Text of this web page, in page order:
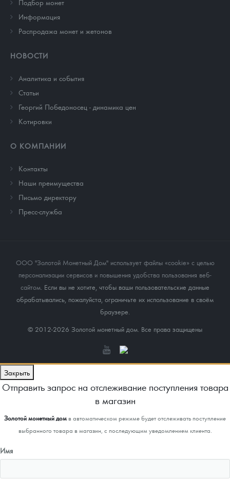
Подбор монет
Информация
Распродажа монет и жетонов
НОВОСТИ
Аналитика и события
Cтатьи
Георгий Победоносец - динамика цен
Котировки
О КОМПАНИИ
Контакты
Наши преимущества
Письмо директору
Пресс-служба
ООО "Золотой Монетный Дом" использует файлы «cookie» с целью
персонализации сервисов и повышения удобства пользования веб-
сайтом. Если вы не хотите, чтобы ваши пользовательские данные
обрабатывались, пожалуйста, ограничьте их использование в своём
браузере.
© 2012-2026 Золотой монетный дом. Все права защищены
Закрыть
Отправить запрос на отслеживание поступления товара
в магазин
Золотой монетный домв автоматическом режиме будет отслеживать поступление
выбранного товара в магазин, с последующим уведомлением клиента.
Имя